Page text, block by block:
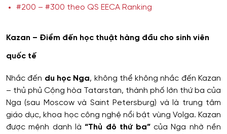
#200 – #300 theo QS EECA Ranking
Kazan – Điểm đến học thuật hàng đầu cho sinh viên
quốc tế
Nhắc đến du học Nga, không thể không nhắc đến Kazan
– thủ phủ Cộng hòa Tatarstan, thành phố lớn thứ ba của
Nga (sau Moscow và Saint Petersburg) và là trung tâm
giáo dục, khoa học công nghệ nổi bật vùng Volga. Kazan
được mệnh danh là “Thủ đô thứ ba”của Nga nhờ nền